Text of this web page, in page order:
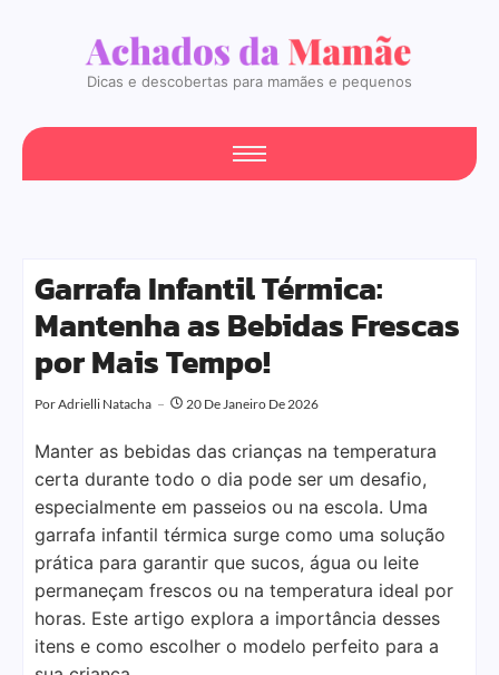
Dicas e descobertas para mamães e pequenos
Garrafa Infantil Térmica:
Mantenha as Bebidas Frescas
por Mais Tempo!
PorAdrielli Natacha 20 De Janeiro De 2026
Manter as bebidas das crianças na temperatura
certa durante todo o dia pode ser um desafio,
especialmente em passeios ou na escola. Uma
garrafa infantil térmica surge como uma solução
prática para garantir que sucos, água ou leite
permaneçam frescos ou na temperatura ideal por
horas. Este artigo explora a importância desses
itens e como escolher o modelo perfeito para a